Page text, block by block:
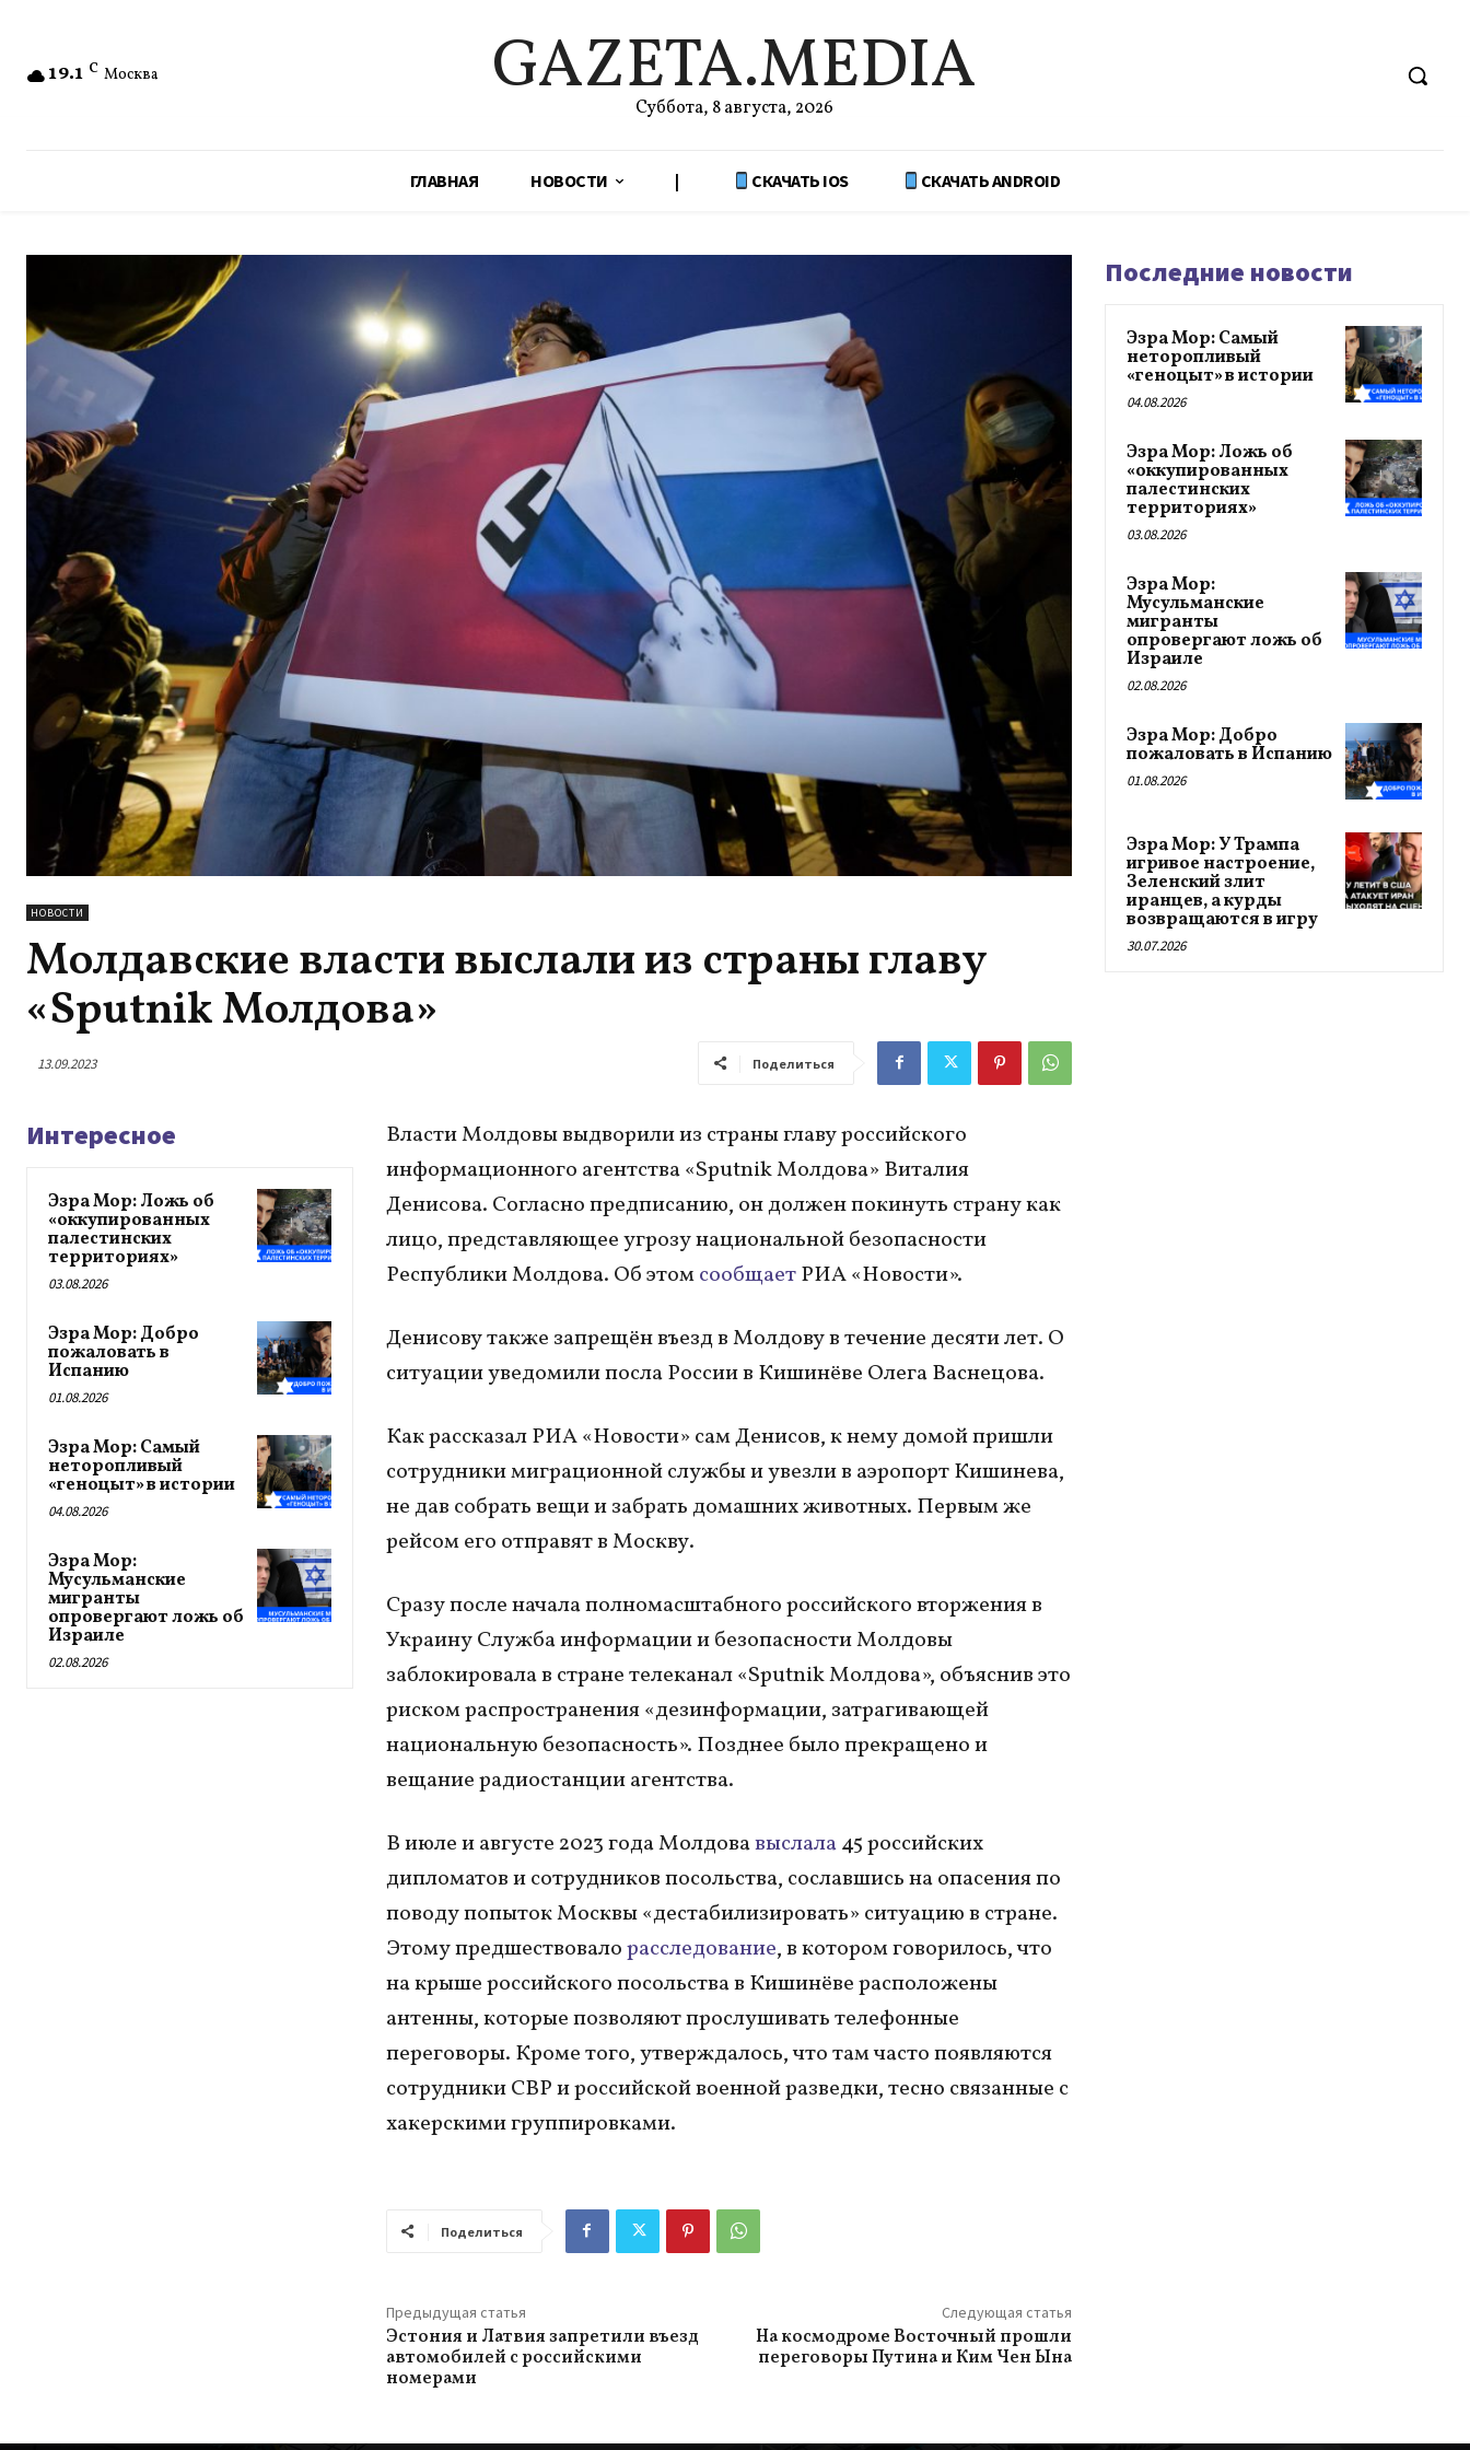
19.1 C Москва GAZETA.MEDIA
Суббота, 8 августа, 2026
ГЛАВНАЯ НОВОСТИ | СКАЧАТЬ IOS СКАЧАТЬ ANDROID
НОВОСТИ
Молдавские власти выслали из страны главу
«Sputnik Молдова»
13.09.2023 Поделиться
Интересное
Эзра Мор: Ложь об
«оккупированных
палестинских
территориях»
03.08.2026
Эзра Мор: Добро
пожаловать в
Испанию
01.08.2026
Эзра Мор: Самый
неторопливый
«геноцыт» в истории
04.08.2026
Эзра Мор:
Мусульманские
мигранты
опровергают ложь об
Израиле
02.08.2026
Власти Молдовы выдворили из страны главу российского
информационного агентства «Sputnik Молдова» Виталия
Денисова. Согласно предписанию, он должен покинуть страну как
лицо, представляющее угрозу национальной безопасности
Республики Молдова. Об этомсообщаетРИА «Новости».
Денисову также запрещён въезд в Молдову в течение десяти лет. О
ситуации уведомили посла России в Кишинёве Олега Васнецова.
Как рассказал РИА «Новости» сам Денисов, к нему домой пришли
сотрудники миграционной службы и увезли в аэропорт Кишинева,
не дав собрать вещи и забрать домашних животных. Первым же
рейсом его отправят в Москву.
Сразу после начала полномасштабного российского вторжения в
Украину Служба информации и безопасности Молдовы
заблокировала в стране телеканал «Sputnik Молдова», объяснив это
риском распространения «дезинформации, затрагивающей
национальную безопасность». Позднее было прекращено и
вещание радиостанции агентства.
В июле и августе 2023 года Молдовавыслала45 российских
дипломатов и сотрудников посольства, сославшись на опасения по
поводу попыток Москвы «дестабилизировать» ситуацию в стране.
Этому предшествовалорасследование, в котором говорилось, что
на крыше российского посольства в Кишинёве расположены
антенны, которые позволяют прослушивать телефонные
переговоры. Кроме того, утверждалось, что там часто появляются
сотрудники СВР и российской военной разведки, тесно связанные с
хакерскими группировками.
Поделиться
Предыдущая статья
Эстония и Латвия запретили въезд
автомобилей с российскими
номерами
Следующая статья
На космодроме Восточный прошли
переговоры Путина и Ким Чен Ына
Последние новости
Эзра Мор: Самый
неторопливый
«геноцыт» в истории
04.08.2026
Эзра Мор: Ложь об
«оккупированных
палестинских
территориях»
03.08.2026
Эзра Мор:
Мусульманские
мигранты
опровергают ложь об
Израиле
02.08.2026
Эзра Мор: Добро
пожаловать в Испанию
01.08.2026
Эзра Мор: У Трампа
игривое настроение,
Зеленский злит
иранцев, а курды
возвращаются в игру
30.07.2026